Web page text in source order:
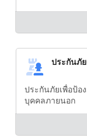
ประกันภั
ประกันภัยเพื่อป้อ
บุคคลภายนอก